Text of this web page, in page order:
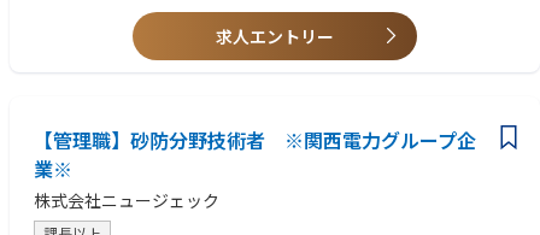
カスタマイズ例​
・業務アプリケーションの開発（Power Apps）：顧客情報管理アプリや
設備点検アプリなど、デスクトップ・モバイルで利用可能な業務アプリを
作成。​
例: 契約書を登録し、承認処理を実施する。併せて契約書を一元管理す
【歓迎要件（WANT）】
・Azure Functions / Azure Logic Apps などの開発経験
【求める人物像】
・Microsoft 365、SharePoint、Power Platform、Microsoft Graphなどの
製品に関する中級から上級のアプリケーション開発スキル
求人エントリー
【管理職】砂防分野技術者 ※関西電力グループ企
業※
株式会社ニュージェック